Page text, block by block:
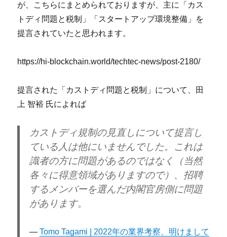
が、こちらにまとめられておりますが、主に「カス
トディ問題と税制」「スタートアップ環境整備」を
提言されていたと思われます。
https://hi-blockchain.world/techtec-news/post-2180/
提言された「カストディ問題と税制」について、田
上 智裕 氏によれば
カストディ規制の見直しについて提言し
ている人は他にいませんでした。これは
識者の方に問題があるのではなく（当然
各々に得意領域がありますので）、招聘
するメンバーを選んだ内閣官房側に問題
があります。
Tomo Tagami | 2022年の業界考察、明けまして